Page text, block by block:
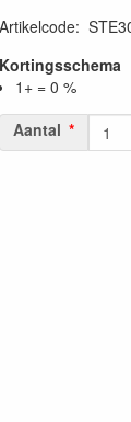
Artikelcode:
Kortingsschema
1+ = 0 %
Aantal